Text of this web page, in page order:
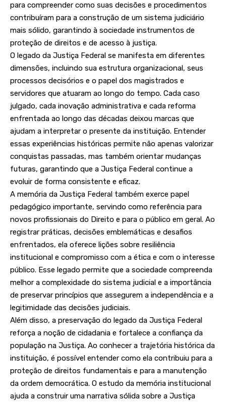
para compreender como suas decisões e procedimentos
contribuíram para a construção de um sistema judiciário
mais sólido, garantindo à sociedade instrumentos de
proteção de direitos e de acesso à justiça.
O legado da Justiça Federal se manifesta em diferentes
dimensões, incluindo sua estrutura organizacional, seus
processos decisórios e o papel dos magistrados e
servidores que atuaram ao longo do tempo. Cada caso
julgado, cada inovação administrativa e cada reforma
enfrentada ao longo das décadas deixou marcas que
ajudam a interpretar o presente da instituição. Entender
essas experiências históricas permite não apenas valorizar
conquistas passadas, mas também orientar mudanças
futuras, garantindo que a Justiça Federal continue a
evoluir de forma consistente e eficaz.
A memória da Justiça Federal também exerce papel
pedagógico importante, servindo como referência para
novos profissionais do Direito e para o público em geral. Ao
registrar práticas, decisões emblemáticas e desafios
enfrentados, ela oferece lições sobre resiliência
institucional e compromisso com a ética e com o interesse
público. Esse legado permite que a sociedade compreenda
melhor a complexidade do sistema judicial e a importância
de preservar princípios que assegurem a independência e a
legitimidade das decisões judiciais.
Além disso, a preservação do legado da Justiça Federal
reforça a noção de cidadania e fortalece a confiança da
população na Justiça. Ao conhecer a trajetória histórica da
instituição, é possível entender como ela contribuiu para a
proteção de direitos fundamentais e para a manutenção
da ordem democrática. O estudo da memória institucional
ajuda a construir uma narrativa sólida sobre a Justiça